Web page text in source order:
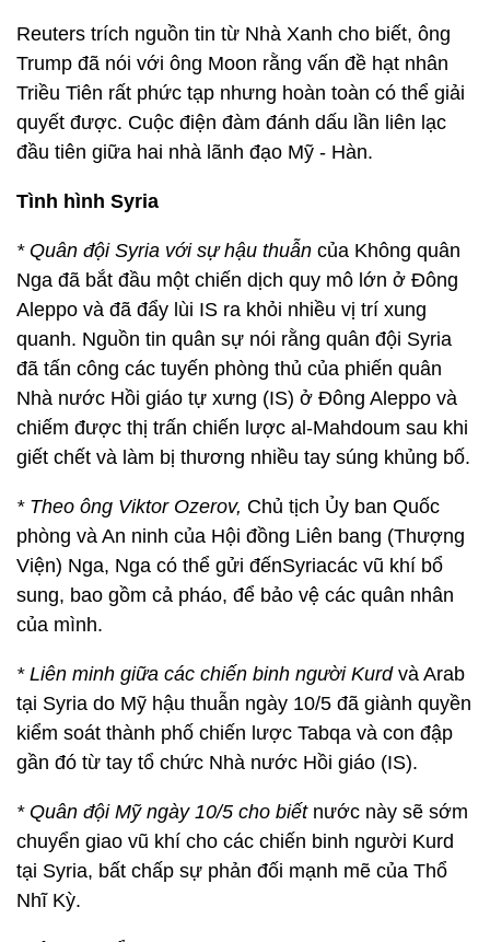
Reuters trích nguồn tin từ Nhà Xanh cho biết, ông
Trump đã nói với ông Moon rằng vấn đề hạt nhân
Triều Tiên rất phức tạp nhưng hoàn toàn có thể giải
quyết được. Cuộc điện đàm đánh dấu lần liên lạc
đầu tiên giữa hai nhà lãnh đạo Mỹ - Hàn.
Tình hình Syria
* Quân đội Syria với sự hậu thuẫn của Không quân
Nga đã bắt đầu một chiến dịch quy mô lớn ở Đông
Aleppo và đã đẩy lùi IS ra khỏi nhiều vị trí xung
quanh. Nguồn tin quân sự nói rằng quân đội Syria
đã tấn công các tuyến phòng thủ của phiến quân
Nhà nước Hồi giáo tự xưng (IS) ở Đông Aleppo và
chiếm được thị trấn chiến lược al-Mahdoum sau khi
giết chết và làm bị thương nhiều tay súng khủng bố.
* Theo ông Viktor Ozerov, Chủ tịch Ủy ban Quốc
phòng và An ninh của Hội đồng Liên bang (Thượng
Viện) Nga, Nga có thể gửi đếnSyriacác vũ khí bổ
sung, bao gồm cả pháo, để bảo vệ các quân nhân
của mình.
* Liên minh giữa các chiến binh người Kurdvà Arab
tại Syria do Mỹ hậu thuẫn ngày 10/5 đã giành quyền
kiểm soát thành phố chiến lược Tabqa và con đập
gần đó từ tay tổ chức Nhà nước Hồi giáo (IS).
* Quân đội Mỹ ngày 10/5 cho biếtnước này sẽ sớm
chuyển giao vũ khí cho các chiến binh người Kurd
tại Syria, bất chấp sự phản đối mạnh mẽ của Thổ
Nhĩ Kỳ.